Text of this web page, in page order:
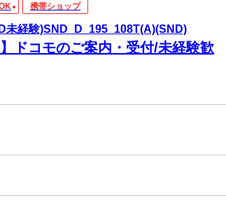
携帯ショップ
未経験)SND_D_195_108T(A)(SND)
】ドコモのご案内・受付/未経験歓